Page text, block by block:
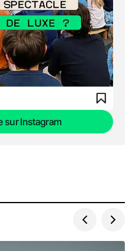
sur Instagram